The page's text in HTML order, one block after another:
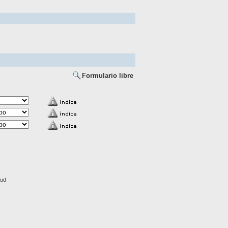
Formulario libre